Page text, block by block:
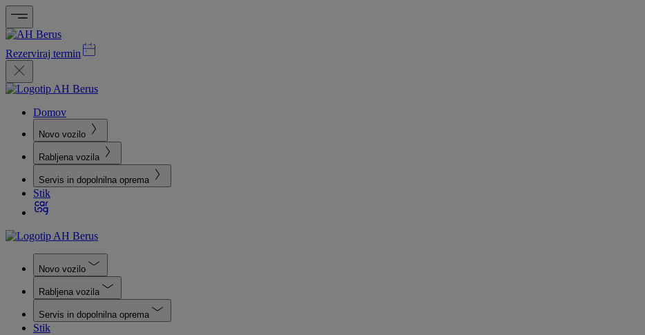
Rezerviraj termin
Domov
Novo vozilo
Rabljena vozila
Servis in dopolnilna oprema
Stik
Novo vozilo
Rabljena vozila
Servis in dopolnilna oprema
Stik